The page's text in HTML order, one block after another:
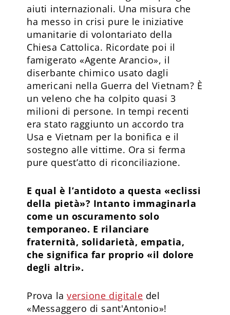
aiuti internazionali. Una misura che
ha messo in crisi pure le iniziative
umanitarie di volontariato della
Chiesa Cattolica. Ricordate poi il
famigerato «Agente Arancio», il
diserbante chimico usato dagli
americani nella Guerra del Vietnam? È
un veleno che ha colpito quasi 3
milioni di persone. In tempi recenti
era stato raggiunto un accordo tra
Usa e Vietnam per la bonifica e il
sostegno alle vittime. Ora si ferma
pure quest’atto di riconciliazione.
E qual è l’antidoto a questa «eclissi
della pietà»? Intanto immaginarla
come un oscuramento solo
temporaneo. E rilanciare
fraternità, solidarietà, empatia,
che significa far proprio «il dolore
degli altri».
Prova laversione digitale del
«Messaggero di sant'Antonio»!